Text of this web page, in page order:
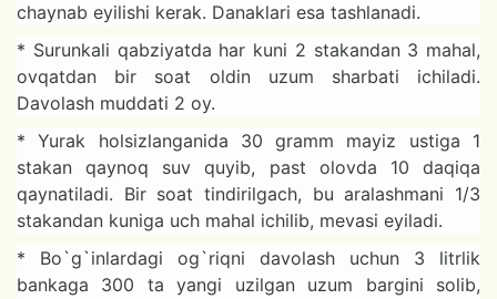
chaynab eyilishi kerak. Danaklari esa tashlanadi.
* Surunkali qabziyatda har kuni 2 stakandan 3 mahal,
ovqatdan bir soat oldin uzum sharbati ichiladi.
Davolash muddati 2 oy.
* Yurak holsizlanganida 30 gramm mayiz ustiga 1
stakan qaynoq suv quyib, past olovda 10 daqiqa
qaynatiladi. Bir soat tindirilgach, bu aralashmani 1/3
stakandan kuniga uch mahal ichilib, mevasi eyiladi.
* Bo`g`inlardagi og`riqni davolash uchun 3 litrlik
bankaga 300 ta yangi uzilgan uzum bargini solib,